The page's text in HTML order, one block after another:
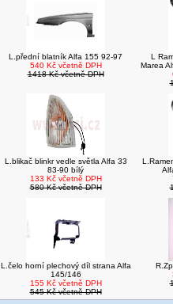
L.přední blatník Alfa 155 92-97
540 Kč včetně DPH
1418 Kč včetně DPH
L
Marea
L.blikač blinkr vedle světla Alfa 33
83-90 bílý
133 Kč včetně DPH
580 Kč včetně DPH
L.čelo horní plechový díl strana Alfa
145/146
155 Kč včetně DPH
545 Kč včetně DPH